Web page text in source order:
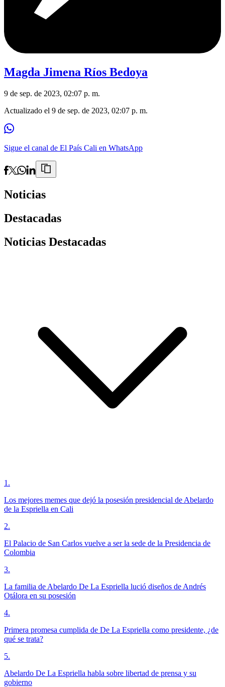
Magda Jimena Ríos Bedoya
9 de sep. de 2023, 02:07 p. m.
Actualizado el 9 de sep. de 2023, 02:07 p. m.
Sigue el canal de El País Cali en WhatsApp
Noticias
Destacadas
Noticias Destacadas
1 .
Los mejores memes que dejó la posesión presidencial de Abelardo
de la Espriella en Cali
2.
El Palacio de San Carlos vuelve a ser la sede de la Presidencia de
Colombia
3.
La familia de Abelardo De La Espriella lució diseños de Andrés
Otálora en su posesión
4.
Primera promesa cumplida de De La Espriella como presidente, ¿de
qué se trata?
5.
Abelardo De La Espriella habla sobre libertad de prensa y su
gobierno